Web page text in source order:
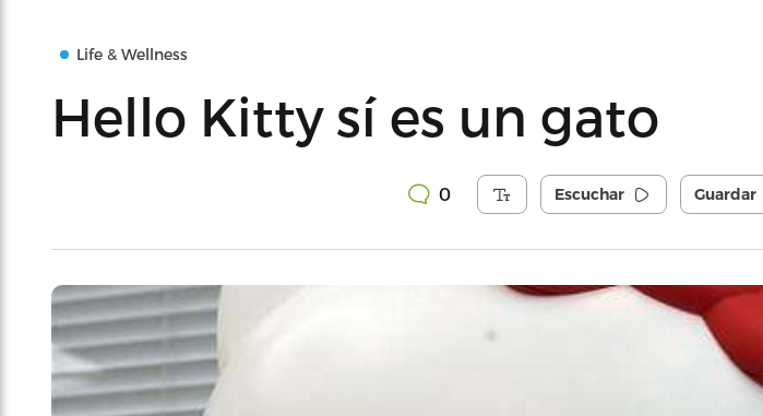
Life & Wellness
Hello Kitty sí es un gato
0 Escuchar Guardar